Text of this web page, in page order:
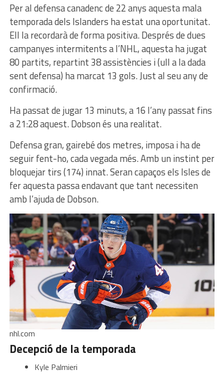
Per al defensa canadenc de 22 anys aquesta mala
temporada dels Islanders ha estat una oportunitat.
Ell la recordarà de forma positiva. Després de dues
campanyes intermitents a l’NHL, aquesta ha jugat
80 partits, repartint 38 assistències i (ull a la dada
sent defensa) ha marcat 13 gols. Just al seu any de
confirmació.
Ha passat de jugar 13 minuts, a 16 l’any passat fins
a 21:28 aquest. Dobson és una realitat.
Defensa gran, gairebé dos metres, imposa i ha de
seguir fent-ho, cada vegada més. Amb un instint per
bloquejar tirs (174) innat. Seran capaços els Isles de
fer aquesta passa endavant que tant necessiten
amb l’ajuda de Dobson.
nhl.com
Decepció de la temporada
Kyle Palmieri